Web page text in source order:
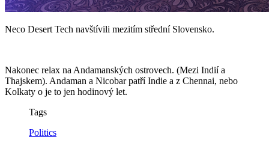
Neco Desert Tech navštívili mezitím střední Slovensko.
Nakonec relax na Andamanských ostrovech. (Mezi Indií a
Thajskem). Andaman a Nicobar patří Indie a z Chennai, nebo
Kolkaty o je to jen hodinový let.
Tags
Politics